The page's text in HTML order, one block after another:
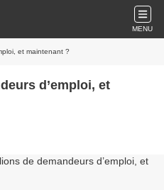
MENU
et maintenant ?
d’emploi, et